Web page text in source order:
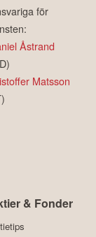
för
Åstrand
Matsson
& Fonder